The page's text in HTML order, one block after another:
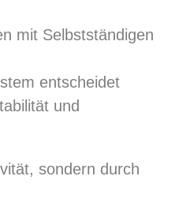
mit Selbstständigen
entscheidet
und
sondern durch